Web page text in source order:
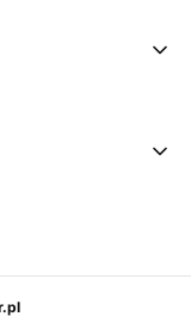
szczegóły